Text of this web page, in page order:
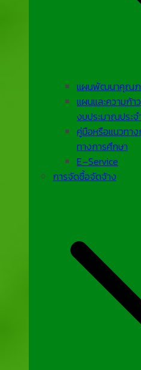
แผนพัฒนาคุณภ
แผนและความก้า
งบประมาณประจํ
คู่มือหรือแนวทา
ทางการศึกษา
E–Service
การจัดซื้อจัดจ้าง